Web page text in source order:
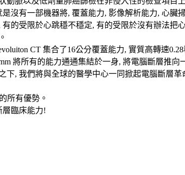
沒有一部機器將, 覆蓋能力, 影像解析能力, 心
的受限於心跳穩不穩定, 有的受限於沒有辦法
CT 集合了16公分覆蓋能力, 實質高轉速
將所有的能力通通集結於一身, 將電腦斷層推向
下, 我們將與全球的醫學中心一同掀起電腦斷層
所有優勢。
層臨床能力!